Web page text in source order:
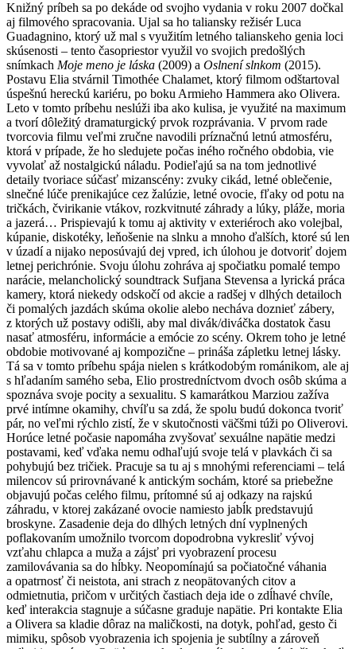
Knižný príbeh sa po dekáde od svojho vydania v roku 2007 dočkal
aj filmového spracovania. Ujal sa ho taliansky režisér Luca
Guadagnino, ktorý už mal s využitím letného talianskeho genia loci
skúsenosti – tento časopriestor využil vo svojich predošlých
snímkach Moje meno je láska (2009) a Oslnení slnkom (2015).
Postavu Elia stvárnil Timothée Chalamet, ktorý filmom odštartoval
úspešnú hereckú kariéru, po boku Armieho Hammera ako Olivera.
Leto v tomto príbehu neslúži iba ako kulisa, je využité na maximum
a tvorí dôležitý dramaturgický prvok rozprávania. V prvom rade
tvorcovia filmu veľmi zručne navodili príznačnú letnú atmosféru,
ktorá v prípade, že ho sledujete počas iného ročného obdobia, vie
vyvolať až nostalgickú náladu. Podieľajú sa na tom jednotlivé
detaily tvoriace súčasť mizanscény: zvuky cikád, letné oblečenie,
slnečné lúče prenikajúce cez žalúzie, letné ovocie, fľaky od potu na
tričkách, čvirikanie vtákov, rozkvitnuté záhrady a lúky, pláže, moria
a jazerá… Prispievajú k tomu aj aktivity v exteriéroch ako volejbal,
kúpanie, diskotéky, leňošenie na slnku a mnoho ďalších, ktoré sú len
v úzadí a nijako neposúvajú dej vpred, ich úlohou je dotvoriť dojem
letnej perichrónie. Svoju úlohu zohráva aj spočiatku pomalé tempo
narácie, melancholický soundtrack Sufjana Stevensa a lyrická práca
kamery, ktorá niekedy odskočí od akcie a radšej v dlhých detailoch
či pomalých jazdách skúma okolie alebo necháva doznieť zábery,
z ktorých už postavy odišli, aby mal divák/diváčka dostatok času
nasať atmosféru, informácie a emócie zo scény. Okrem toho je letné
obdobie motivované aj kompozične – prináša zápletku letnej lásky.
Tá sa v tomto príbehu spája nielen s krátkodobým románikom, ale aj
s hľadaním samého seba, Elio prostredníctvom dvoch osôb skúma a
spoznáva svoje pocity a sexualitu. S kamarátkou Marziou zažíva
prvé intímne okamihy, chvíľu sa zdá, že spolu budú dokonca tvoriť
pár, no veľmi rýchlo zistí, že v skutočnosti väčšmi túži po Oliverovi.
Horúce letné počasie napomáha zvyšovať sexuálne napätie medzi
postavami, keď vďaka nemu odhaľujú svoje telá v plavkách či sa
pohybujú bez tričiek. Pracuje sa tu aj s mnohými referenciami – telá
milencov sú prirovnávané k antickým sochám, ktoré sa priebežne
objavujú počas celého filmu, prítomné sú aj odkazy na rajskú
záhradu, v ktorej zakázané ovocie namiesto jabĺk predstavujú
broskyne. Zasadenie deja do dlhých letných dní vyplnených
poflakovaním umožnilo tvorcom dopodrobna vykresliť vývoj
vzťahu chlapca a muža a zájsť pri vyobrazení procesu
zamilovávania sa do hĺbky. Neopomínajú sa počiatočné váhania
a opatrnosť či neistota, ani strach z neopätovaných citov a
odmietnutia, pričom v určitých častiach deja ide o zdĺhavé chvíle,
keď interakcia stagnuje a súčasne graduje napätie. Pri kontakte Elia
a Olivera sa kladie dôraz na maličkosti, na dotyk, pohľad, gesto či
mimiku, spôsob vyobrazenia ich spojenia je subtílny a zároveň